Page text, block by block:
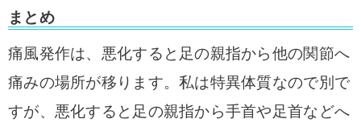
まとめ
痛風発作は、悪化すると足の親指から他の関節へ
痛みの場所が移ります。私は特異体質なので別で
すが、悪化すると足の親指から手首や足首などへ